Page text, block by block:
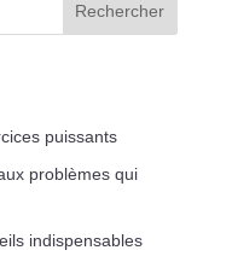
Rechercher
puissants
problèmes qui
indispensables